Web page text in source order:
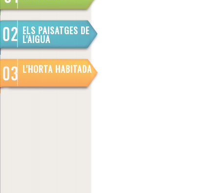
ELS PAISATGES DE
L'AIGUA
L'HORTA HABITADA